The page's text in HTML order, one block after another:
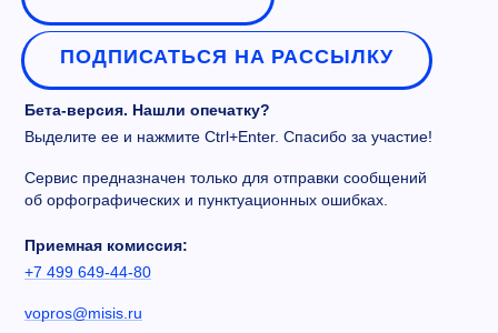
ПОДПИСАТЬСЯ НА РАССЫЛКУ
Бета-версия. Нашли опечатку?
Выделите ее и нажмите Ctrl+Enter. Спасибо за участие!
Сервис предназначен только для отправки сообщений
об орфографических и пунктуационных ошибках.
Приемная комиссия:
+7 499 649-44-80
vopros@misis.ru